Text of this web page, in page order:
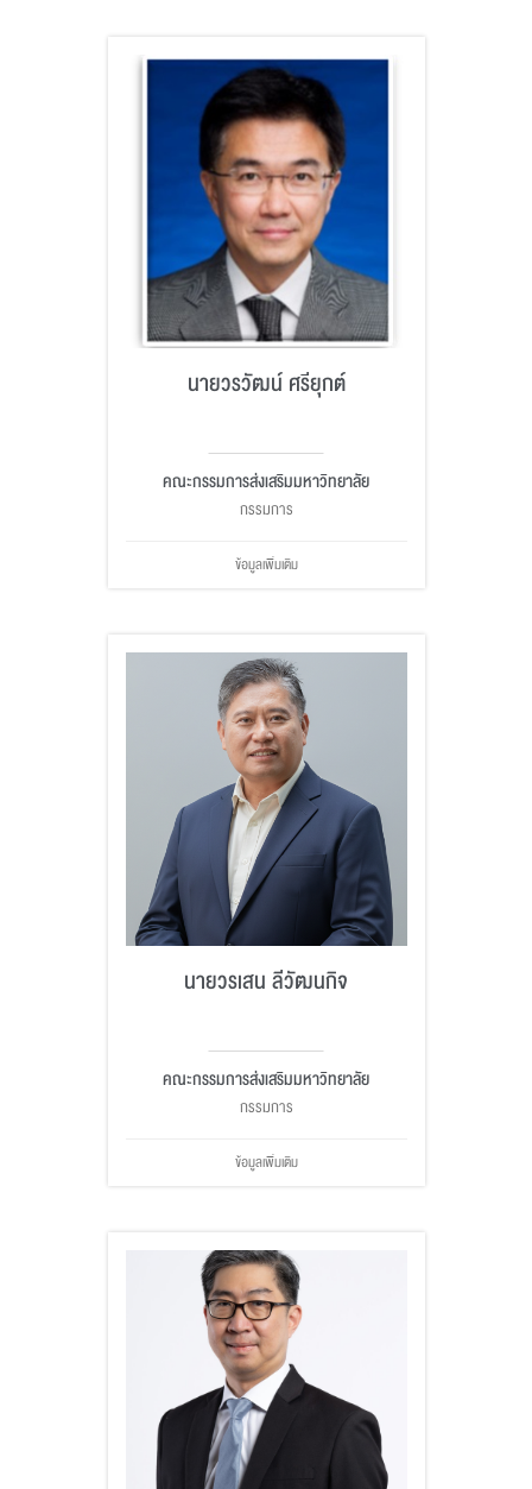
นายวรวัฒน์ ศรียุกต์
คณะกรรมการส่งเสริมมหาวิทยาลัย
กรรมการ
ข้อมูลเพิ่มเติม
นายวรเสน ลีวัฒนกิจ
คณะกรรมการส่งเสริมมหาวิทยาลัย
กรรมการ
ข้อมูลเพิ่มเติม